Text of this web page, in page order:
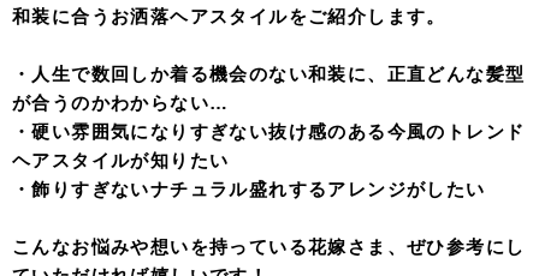
和装に合うお洒落ヘアスタイルをご紹介します。
・人生で数回しか着る機会のない和装に、正直どんな髪型
が合うのかわからない…
・硬い雰囲気になりすぎない抜け感のある今風のトレンド
ヘアスタイルが知りたい
・飾りすぎないナチュラル盛れするアレンジがしたい
こんなお悩みや想いを持っている花嫁さま、ぜひ参考にし